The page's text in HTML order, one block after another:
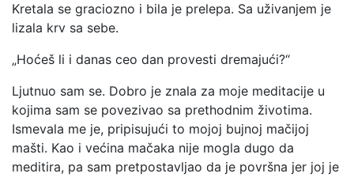
Kretala se graciozno i bila je prelepa. Sa uživanjem je
lizala krv sa sebe.
„Hoćeš li i danas ceo dan provesti dremajući?“
Ljutnuo sam se. Dobro je znala za moje meditacije u
kojima sam se povezivao sa prethodnim životima.
Ismevala me je, pripisujući to mojoj bujnoj mačijoj
mašti. Kao i većina mačaka nije mogla dugo da
meditira, pa sam pretpostavljao da je površna jer joj je